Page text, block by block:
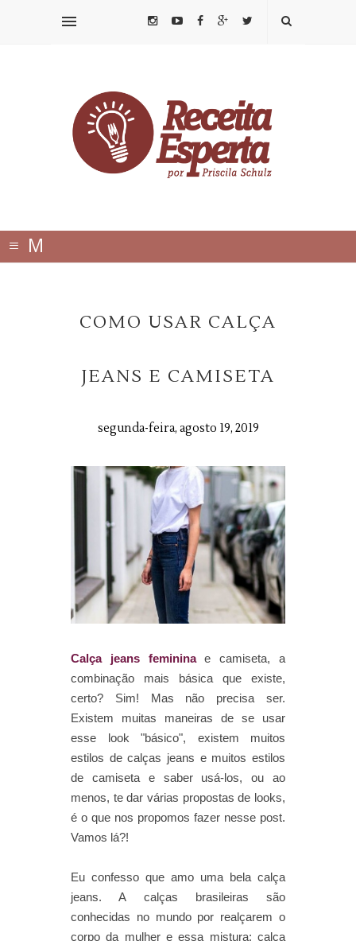
≡ M
COMO USAR CALÇA
JEANS E CAMISETA
segunda-feira, agosto 19, 2019
Calça jeans femininae camiseta, a
combinação mais básica que existe,
certo? Sim! Mas não precisa ser.
Existem muitas maneiras de se usar
esse look "básico", existem muitos
estilos de calças jeans e muitos estilos
de camiseta e saber usá-los, ou ao
menos, te dar várias propostas de looks,
é o que nos propomos fazer nesse post.
Vamos lá?!
Eu confesso que amo uma bela calça
jeans. A calças brasileiras são
conhecidas no mundo por realçarem o
corpo da mulher e essa mistura: calça